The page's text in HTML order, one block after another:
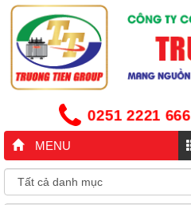
0251 2221 666
MENU